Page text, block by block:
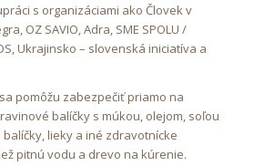
s organizáciami ako Človek v
OZ SAVIO, Adra, SME SPOLU /
Ukrajinsko – slovenská iniciatíva a
pomôžu zabezpečiť priamo na
balíčky s múkou, olejom, soľou
lieky a iné zdravotnícke
pitnú vodu a drevo na kúrenie.